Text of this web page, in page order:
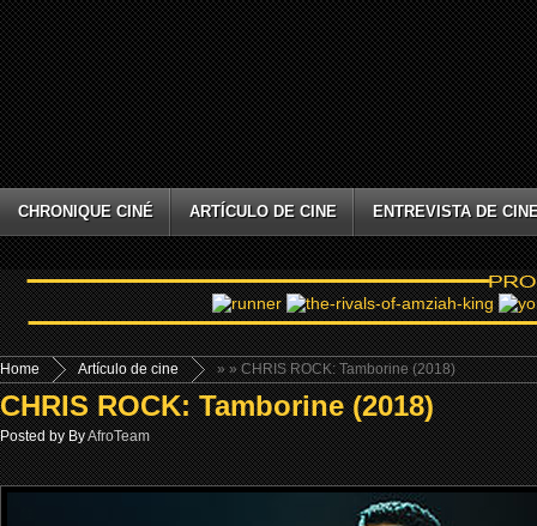
CHRONIQUE CINÉ ARTÍCULO DE CINE ENTREVISTA DE
Home »
Artículo de cine » CHRIS ROCK: Tamborine (2018)
CHRIS ROCK: Tamborine (2018)
Posted by ByAfroTeam